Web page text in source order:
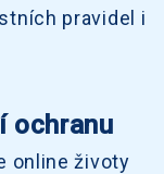
pravidel i
ochranu
online životy